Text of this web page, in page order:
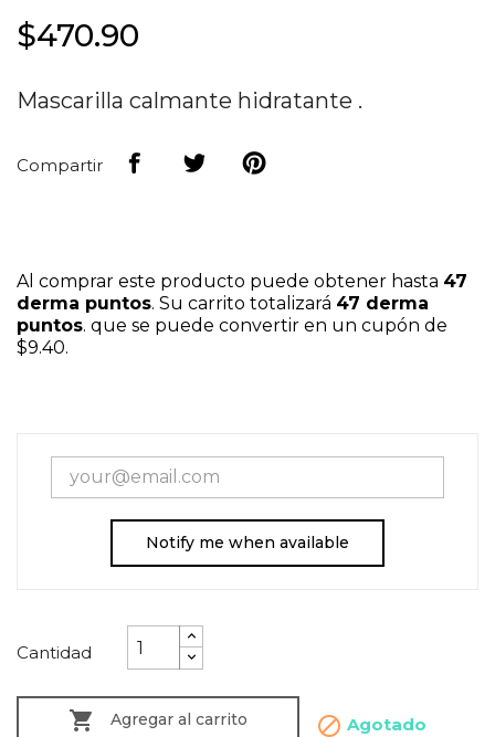
$470.90
Mascarilla calmante hidratante .
Compartir
Al comprar este producto puede obtener hasta 47
derma puntos. Su carrito totalizará 47 derma
puntos. que se puede convertir en un cupón de
$9.40.
Notify me when available
Cantidad
 Agregar al carrito  Agotado